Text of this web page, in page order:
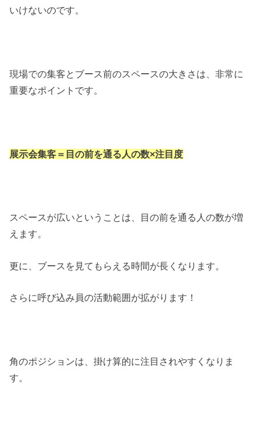
いけないのです。
現場での集客とブース前のスペースの大きさは、非常に
重要なポイントです。
展示会集客＝目の前を通る人の数×注目度
スペースが広いということは、目の前を通る人の数が増
えます。
更に、ブースを見てもらえる時間が長くなります。
さらに呼び込み員の活動範囲が拡がります！
角のポジションは、掛け算的に注目されやすくなりま
す。